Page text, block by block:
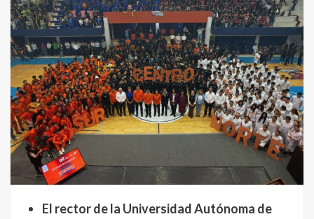
El rector de la Universidad Autónoma de